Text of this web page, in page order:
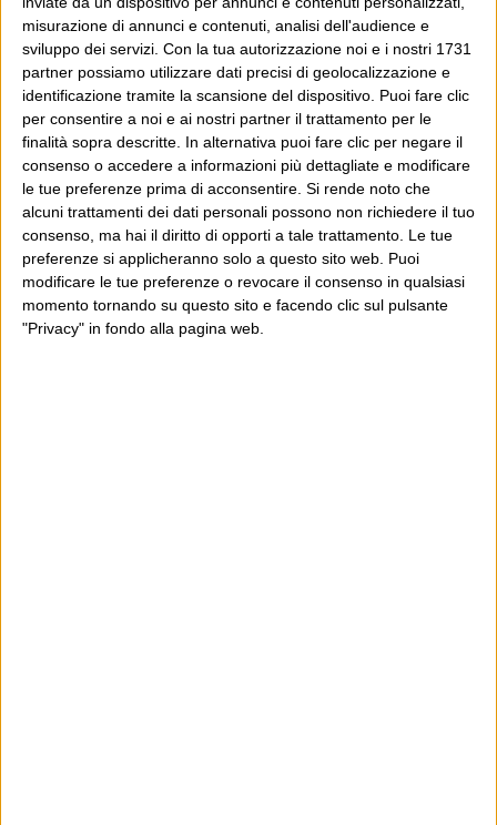
misurazione di annunci e contenuti, analisi dell'audience e
sviluppo dei servizi. Con la tua autorizzazione noi e i nostri 1731
partner possiamo utilizzare dati precisi di geolocalizzazione e
identificazione tramite la scansione del dispositivo. Puoi fare clic
per consentire a noi e ai nostri partner il trattamento per le
finalità sopra descritte. In alternativa puoi fare clic per negare il
consenso o accedere a informazioni più dettagliate e modificare
le tue preferenze prima di acconsentire. Si rende noto che
alcuni trattamenti dei dati personali possono non richiedere il tuo
consenso, ma hai il diritto di opporti a tale trattamento. Le tue
preferenze si applicheranno solo a questo sito web. Puoi
modificare le tue preferenze o revocare il consenso in qualsiasi
momento tornando su questo sito e facendo clic sul pulsante
"Privacy" in fondo alla pagina web.
Dove sei?
Wittgenstein è il blog di Luca Sofri, il fondatore e
direttore editoriale del giornale online il Post. Forse
sei qui perché conosci già il Post, o forse sei
capitato qui per altri giri.
In questo secondo caso, e se Wittgenstein ti piace,
potrebbe piacerti anche il Post: che è partito
proprio da qui, e dal voler portare gli approcci di
questo blog dentro a un progetto più grande.